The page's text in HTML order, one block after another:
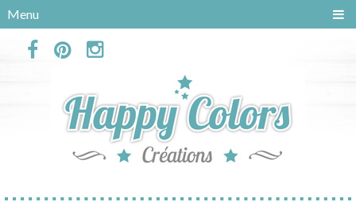
Menu
Panneau de gestion des cookies